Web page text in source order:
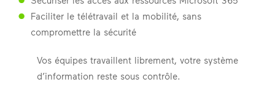
Faciliter le télétravail et la mobilité, sans
compromettre la sécurité
Vos équipes travaillent librement, votre système
d’information reste sous contrôle.